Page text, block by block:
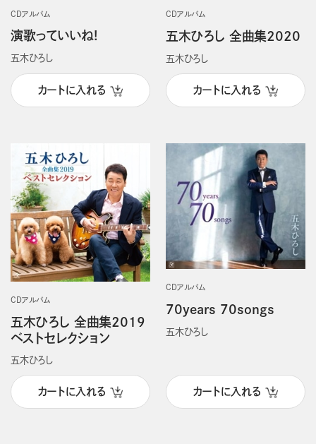
CDアルバム
演歌っていいね!
五木ひろし
カートに入れる
CDアルバム
五木ひろし 全曲集2020
五木ひろし
カートに入れる
CDアルバム
五木ひろし 全曲集2019
ベストセレクション
五木ひろし
カートに入れる
CDアルバム
70years 70songs
五木ひろし
カートに入れる